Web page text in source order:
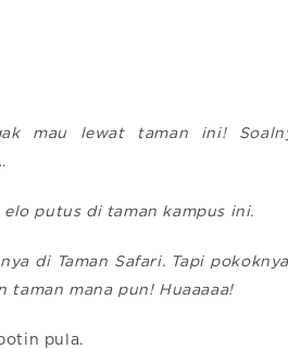
mau lewat taman ini!
putus di taman kampus ini.
di Taman Safari. Tapi
taman mana pun! Huaaaaa!
pula.